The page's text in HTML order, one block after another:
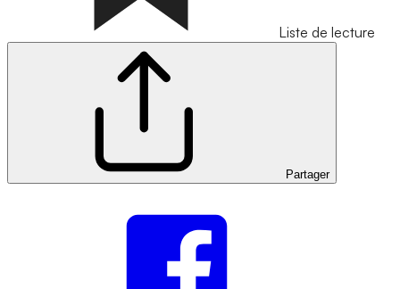
Liste de lecture
Partager